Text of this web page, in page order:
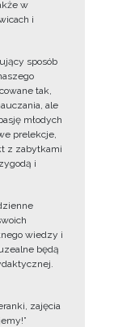
w
i
sposób
tak,
ale
młodych
prelekcje,
z zabytkami
i
wiedzy i
będą
zajęcia